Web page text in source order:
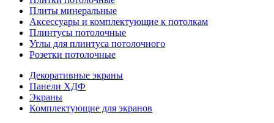
Плиты минеральные
Аксессуары и комплектующие к потолкам
Плинтусы потолочные
Углы для плинтуса потолочного
Розетки потолочные
Декоративные экраны
Панели ХДФ
Экраны
Комплектующие для экранов